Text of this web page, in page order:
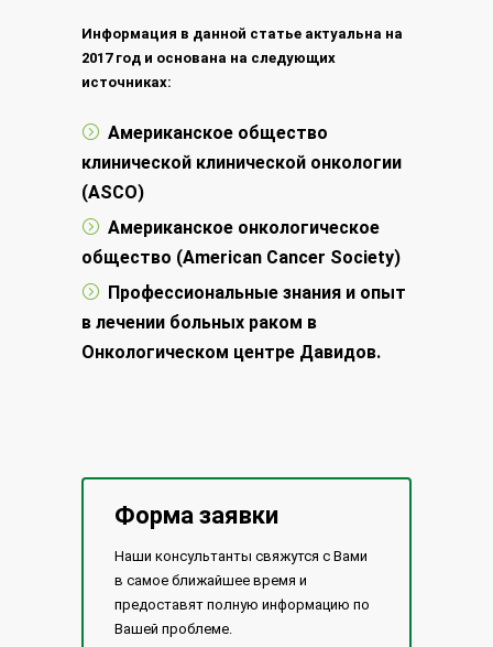
Информация в данной статье актуальна на
2017 год и основана на следующих
источниках:
Американское общество
клинической клинической онкологии
(ASCO)
Американское онкологическое
общество (American Cancer Society)
Профессиональные знания и опыт
в лечении больных раком в
Онкологическом центре Давидов.
Форма заявки
Наши консультанты свяжутся с Вами
в самое ближайшее время и
предоставят полную информацию по
Вашей проблеме.